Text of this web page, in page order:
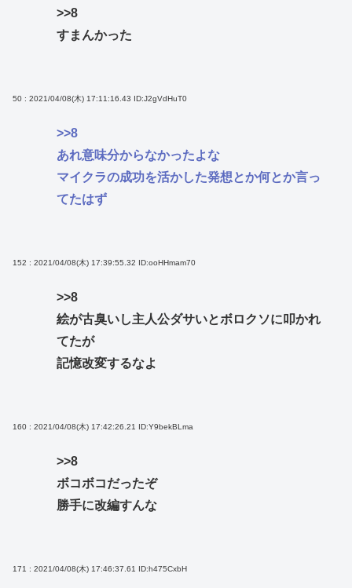
>>8
すまんかった
50 : 2021/04/08(木) 17:11:16.43 ID:J2gVdHuT0
>>8
あれ意味分からなかったよな
マイクラの成功を活かした発想とか何とか言っ
てたはず
152 : 2021/04/08(木) 17:39:55.32 ID:ooHHmam70
>>8
絵が古臭いし主人公ダサいとボロクソに叩かれ
てたが
記憶改変するなよ
160 : 2021/04/08(木) 17:42:26.21 ID:Y9bekBLma
>>8
ボコボコだったぞ
勝手に改編すんな
171 : 2021/04/08(木) 17:46:37.61 ID:h475CxbH